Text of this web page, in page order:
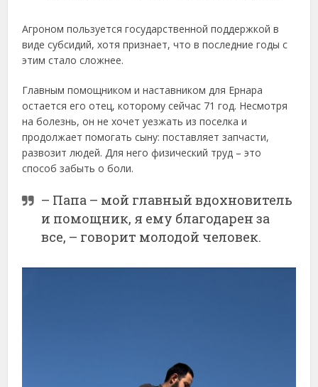
Агроном пользуется государственной поддержкой в
виде субсидий, хотя признает, что в последние годы с
этим стало сложнее.
Главным помощником и наставником для Ернара
остается его отец, которому сейчас 71 год. Несмотря
на болезнь, он не хочет уезжать из поселка и
продолжает помогать сыну: поставляет запчасти,
развозит людей. Для него физический труд – это
способ забыть о боли.
– Папа – мой главный вдохновитель
и помощник, я ему благодарен за
все, – говорит молодой человек.